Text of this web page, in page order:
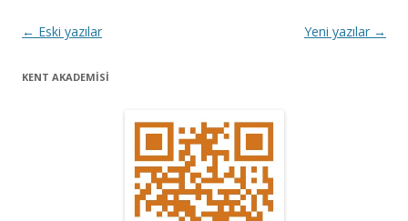
Y
z
← Eski yazılar Yeni yazılar →
KENT AKADEMİSİ